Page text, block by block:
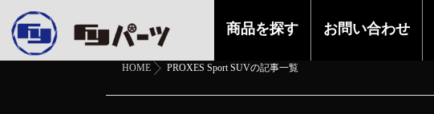
商品を探す お問い合わせ
HOME PROXES Sport SUVの記事一覧